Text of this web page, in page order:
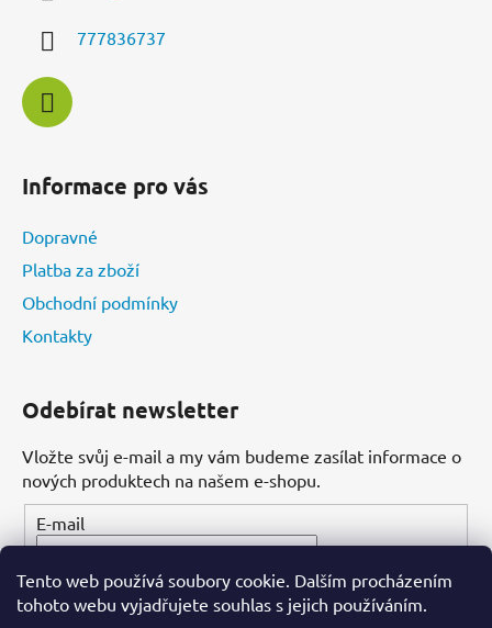
Tento web používá soubory cookie. Dalším procházením
tohoto webu vyjadřujete souhlas s jejich používáním.
777836737
Informace pro vás
Dopravné
Platba za zboží
Obchodní podmínky
Kontakty
Odebírat newsletter
Vložte svůj e-mail a my vám budeme zasílat informace o
nových produktech na našem e-shopu.
E-mail
PŘIHLÁSIT SE